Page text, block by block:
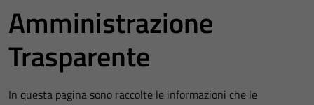
Amministrazione
Trasparente
In questa pagina sono raccolte le informazioni che le